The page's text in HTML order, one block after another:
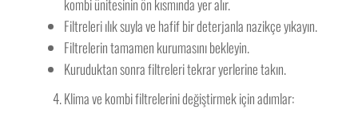
kombi ünitesinin ön kısmında yer alır.
Filtreleri ılık suyla ve hafif bir deterjanla nazikçe yıkayın.
Filtrelerin tamamen kurumasını bekleyin.
Kuruduktan sonra filtreleri tekrar yerlerine takın.
Klima ve kombi filtrelerini değiştirmek için adımlar: